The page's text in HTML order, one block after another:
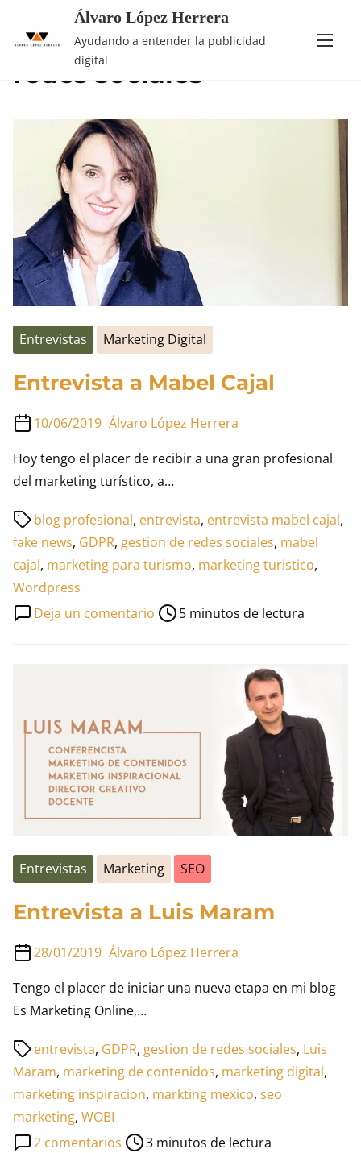
Álvaro López Herrera
Ayudando a entender la publicidad
digital
Etiqueta:gestion de
redes sociales
Entrevistas Marketing Digital
Entrevista a Mabel Cajal
10/06/2019 Álvaro López Herrera
Hoy tengo el placer de recibir a una gran profesional
del marketing turístico, a…
blog profesional, entrevista, entrevista mabel cajal,
fake news, GDPR, gestion de redes sociales, mabel
cajal, marketing para turismo, marketing turistico,
Wordpress
Deja un comentario en
Tiempo
de
lectura
de
la
5 minutos de lectura
Entrevistas Marketing SEO
Entrevista a Luis Maram
28/01/2019 Álvaro López Herrera
Tengo el placer de iniciar una nueva etapa en mi blog
Es Marketing Online,…
entrevista, GDPR, gestion de redes sociales, Luis
Maram, marketing de contenidos, marketing digital,
marketing inspiracion, markting mexico, seo
marketing, WOBI
2 comentarios en
Tiempo
de
lectura
de
la
3 minutos de lectura